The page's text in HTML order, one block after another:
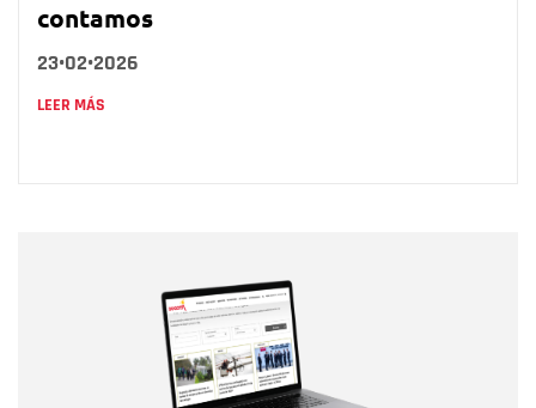
contamos
23•02•2026
LEER MÁS
Correo electrónico